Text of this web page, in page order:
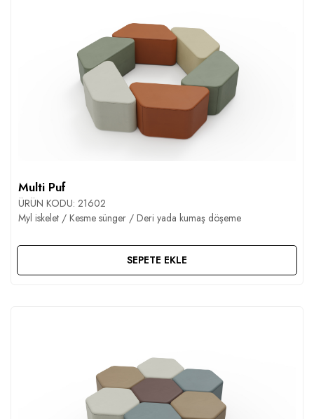
Multi Puf
ÜRÜN KODU: 21602
Myl iskelet / Kesme sünger / Deri yada kumaş döşeme
SEPETE EKLE